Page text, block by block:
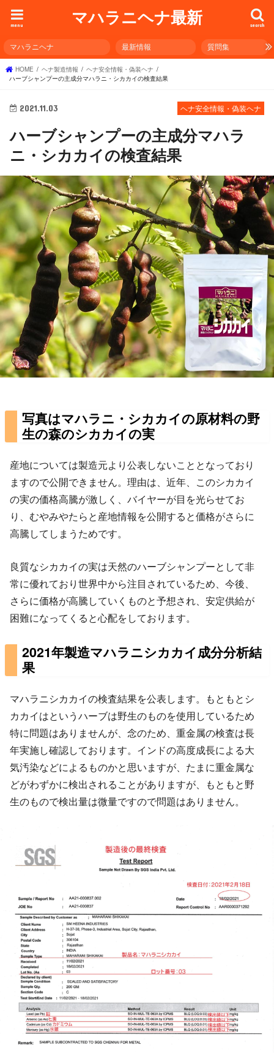
マハラニヘナ最新 search
menu
マハラニヘナ 最新情報 質問集
HOME ヘナ製造情報
ヘナ安全情報・偽装ヘナ
ハーブシャンプーの主成分マハラニ・シカカイの検査結果
ヘナ安全情報・偽装ヘナ
2021.11.03
ハーブシャンプーの主成分マハラ
ニ・シカカイの検査結果
写真はマハラニ・シカカイの原材料の野
生の森のシカカイの実
産地については製造元より公表しないこととなっており
ますので公開できません。理由は、近年、このシカカイ
の実の価格高騰が激しく、バイヤーが目を光らせてお
り、むやみやたらと産地情報を公開すると価格がさらに
高騰してしまうためです。
良質なシカカイの実は天然のハーブシャンプーとして非
常に優れており世界中から注目されているため、今後、
さらに価格が高騰していくものと予想され、安定供給が
困難になってくると心配をしております。
2021年製造マハラニシカカイ成分分析結
果
マハラニシカカイの検査結果を公表します。もともとシ
カカイはというハーブは野生のものを使用しているため
特に問題はありませんが、念のため、重金属の検査は長
年実施し確認しております。インドの高度成長による大
気汚染などによるものかと思いますが、たまに重金属な
どがわずかに検出されることがありますが、もともと野
生のもので検出量は微量ですので問題はありません。